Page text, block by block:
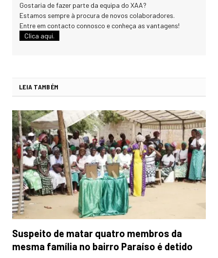
Gostaria de fazer parte da equipa do XAA?
Estamos sempre à procura de novos colaboradores.
Entre em contacto connosco e conheça as vantagens!
Clica aqui.
LEIA TAMBÉM
Suspeito de matar quatro membros da
mesma família no bairro Paraíso é detido